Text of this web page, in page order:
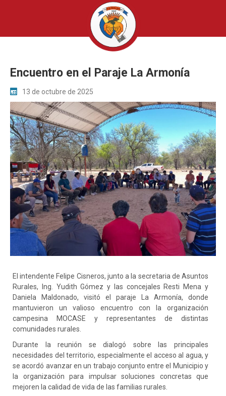
Encuentro en el Paraje La Armonía
13 de octubre de 2025
Elintendente Felipe Cisneros, junto a la secretaria de Asuntos
Rurales, Ing. Yudith Gómez y las concejales Resti Mena y
Daniela Maldonado, visitó el paraje La Armonía, donde
mantuvieron un valioso encuentro con la organización
campesina MOCASE y representantes de distintas
comunidades rurales.
Durante la reunión se dialogó sobre las principales
necesidades del territorio, especialmente el acceso al agua, y
se acordó avanzar en un trabajo conjunto entre el Municipio y
la organización para impulsar soluciones concretas que
mejoren la calidad de vida de las familias rurales.